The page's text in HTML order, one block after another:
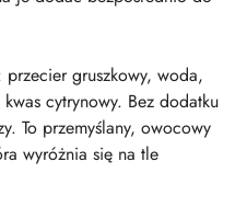
przecier gruszkowy, woda,
cytrynowy. Bez dodatku
To przemyślany, owocowy
wyróżnia się na tle